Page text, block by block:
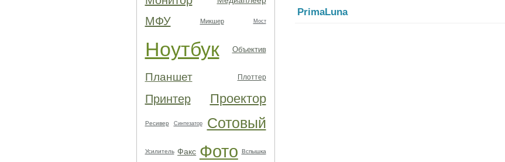
МФУ Микшер Мост
Ноутбук Объектив
Планшет Плоттер
Принтер Проектор
Ресивер Синтезатор Сотовый
Усилитель Факс Фото Вспышка
PrimaLuna